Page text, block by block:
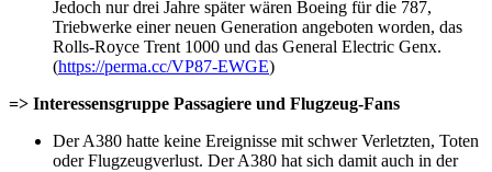
Jedoch nur drei Jahre später wären Boeing für die 787,
Triebwerke einer neuen Generation angeboten worden, das
Rolls-Royce Trent 1000 und das General Electric Genx.
(https://perma.cc/VP87-EWGE)
=> Interessensgruppe Passagiere und Flugzeug-Fans
Der A380 hatte keine Ereignisse mit schwer Verletzten, Toten
oder Flugzeugverlust. Der A380 hat sich damit auch in der